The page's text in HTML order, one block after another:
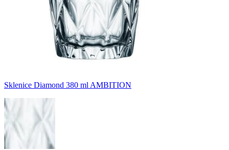
Sklenice Diamond 380 ml AMBITION